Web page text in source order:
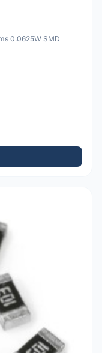
0.0625W SMD